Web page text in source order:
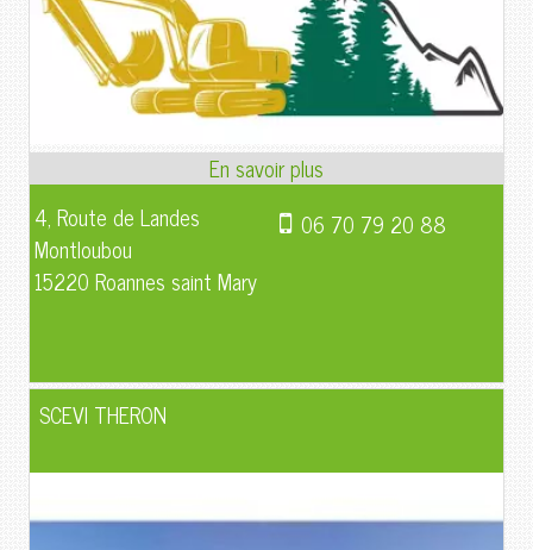
4, Route de Landes
Montloubou
15220 Roannes saint Mary
06 70 79 20 88
SCEVI THERON